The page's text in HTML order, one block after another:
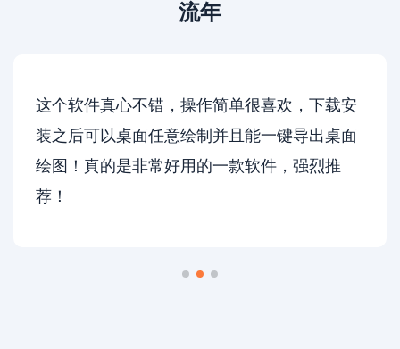
流年
这个软件真心不错，操作简单很喜欢，下载安
装之后可以桌面任意绘制并且能一键导出桌面
绘图！真的是非常好用的一款软件，强烈推
荐！